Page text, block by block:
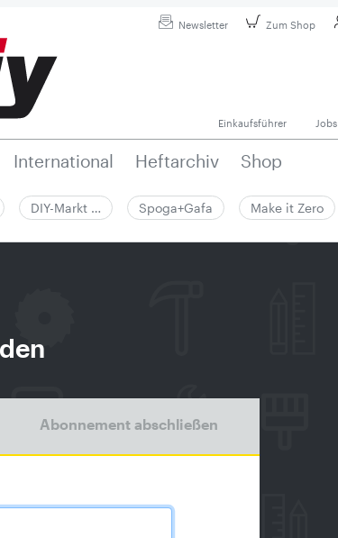
Newsletter Zum Shop
Einkaufsführer Jobs
International Heftarchiv Shop
DIY-Markt … Spoga+Gafa Make it Zero
Abonnement abschließen